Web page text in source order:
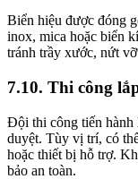
Biển hiệu được đóng
inox, mica hoặc biển
tránh trầy xước, nứt
7.10. Thi công
Đội thi công tiến hành
duyệt. Tùy vị trí, có
hoặc thiết bị hỗ trợ.
bảo an toàn.